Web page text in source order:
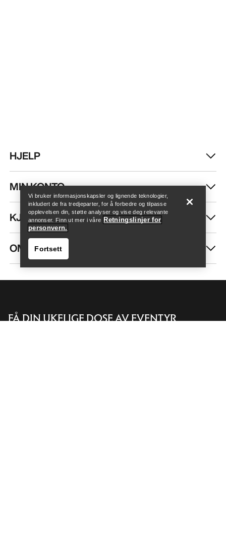
Finn butikk Help
Finn butikk
HJELP
MIN KONTO
KJØP MER
OM OSS
FÅ DIN UKELIGE DOSE AV EVENTYR
Vi bruker informasjonskapsler og lignende teknologier,
inkludert de fra tredjeparter, for å forbedre og tilpasse
opplevelsen din, støtte analyser og vise deg relevante
annonser. Finn ut mer i våre Retningslinjer for
personvern.
Fortsett